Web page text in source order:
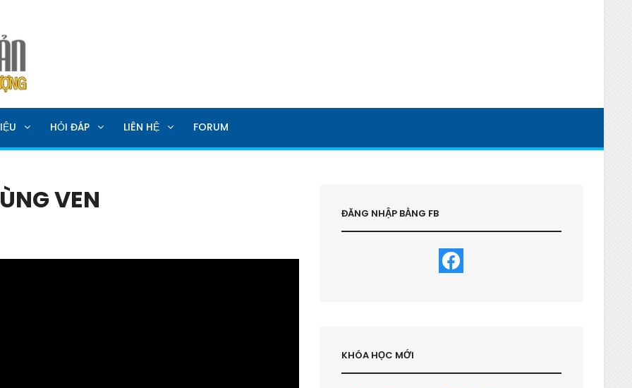
HỎI ĐÁP LIÊN HỆ FORUM
VEN ĐĂNG NHẬP BẰNG FB
KHÓA HỌC MỚI